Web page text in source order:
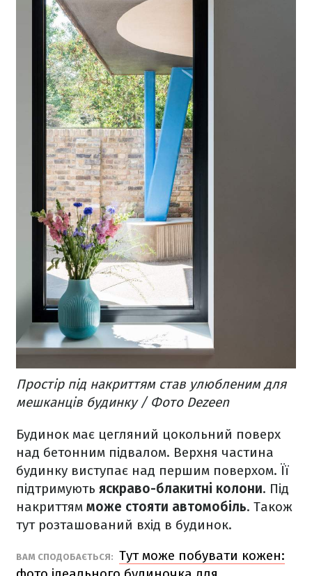
Простір під накриттям став улюбленим для
мешканців будинку / Фото Dezeen
Будинок має цегляний цокольний поверх
над бетонним підвалом. Верхня частина
будинку виступає над першим поверхом. Її
підтримують яскраво-блакитні колони. Під
накриттям може стояти автомобіль. Також
тут розташований вхід в будинок.
ВАМ СПОДОБАЄТЬСЯ: Тут може побувати кожен: